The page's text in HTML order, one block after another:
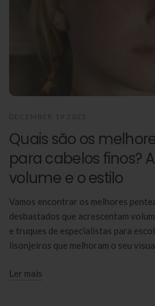
Quais são os
para cabelos finos?
volume e o estilo
Vamos encontrar os melhores
desbastados que acrescentam
e truques de especialistas para
lisonjeiros que melhoram o seu
Ler mais